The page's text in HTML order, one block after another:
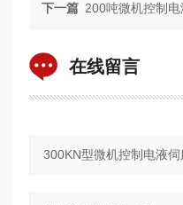
下一篇 200吨微机控制
在线留言